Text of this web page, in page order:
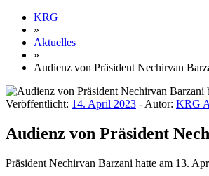
KRG
»
Aktuelles
»
Audienz von Präsident Nechirvan
Veröffentlicht: 14. April 2023 - Autor: KRG
Audienz von Präsident
Präsident Nechirvan Barzani hatte am 13.